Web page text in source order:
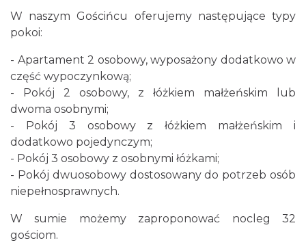
W naszym Gościńcu oferujemy następujące typy
pokoi:
- Apartament 2 osobowy, wyposażony dodatkowo w
część wypoczynkową;
- Pokój 2 osobowy, z łóżkiem małżeńskim lub
dwoma osobnymi;
- Pokój 3 osobowy z łóżkiem małżeńskim i
dodatkowo pojedynczym;
- Pokój 3 osobowy z osobnymi łóżkami;
- Pokój dwuosobowy dostosowany do potrzeb osób
niepełnosprawnych.
W sumie możemy zaproponować nocleg 32
gościom.